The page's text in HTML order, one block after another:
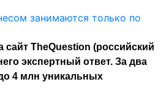
TheQuestion (российский
экспертный ответ. За два
4 млн уникальных